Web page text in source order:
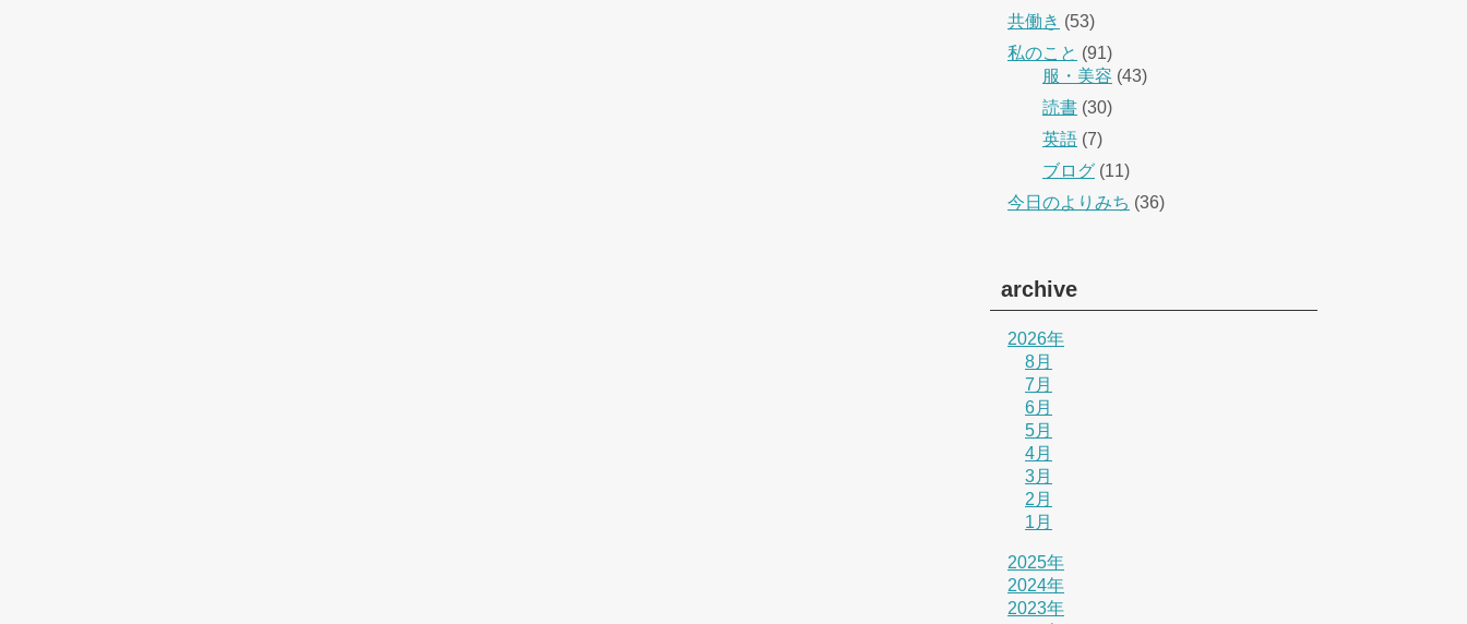
共働き (53)
私のこと (91)
服・美容 (43)
読書 (30)
英語 (7)
ブログ (11)
今日のよりみち (36)
archive
2026年
8月
7月
6月
5月
4月
3月
2月
1月
2025年
2024年
2023年